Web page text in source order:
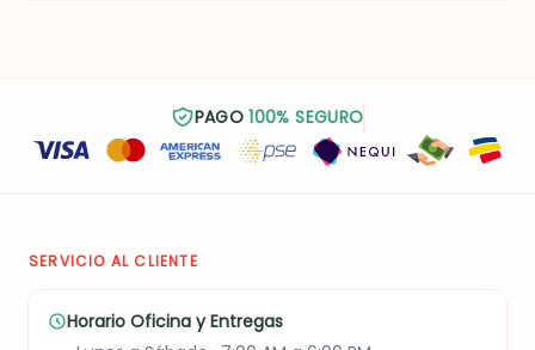
PAGO100% SEGURO
SERVICIO AL CLIENTE
Horario Oficina y Entregas